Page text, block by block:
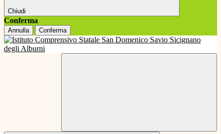
Chiudi
Conferma
Annulla Conferma